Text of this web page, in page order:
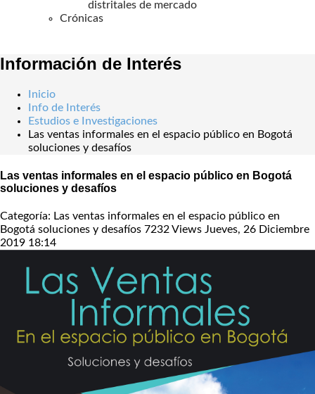
distritales de mercado
Crónicas
Información de Interés
Inicio
Info de Interés
Estudios e Investigaciones
Las ventas informales en el espacio público en Bogotá
soluciones y desafíos
Las ventas informales en el espacio público en Bogotá
soluciones y desafíos
Categoría: Las ventas informales en el espacio público en
Bogotá soluciones y desafíos 7232 Views Jueves, 26 Diciembre
2019 18:14